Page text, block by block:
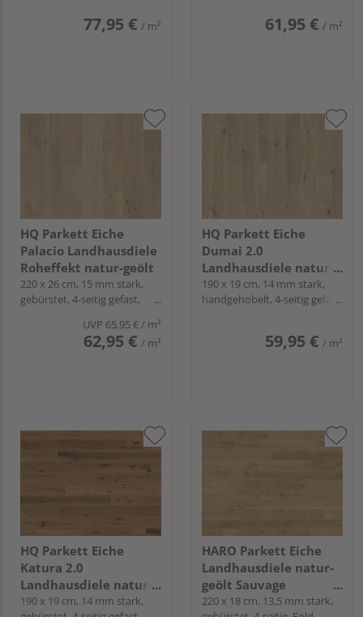
77,95 € / m² 61,95 € / m²
HQ Parkett Eiche
Palacio Landhausdiele
Roheffekt natur-geölt
220 x 26 cm, 15 mm stark,
gebürstet, 4-seitig gefast,
UVP 65,95 €/ m²
62,95 € / m²
HQ Parkett Eiche
Dumai 2.0
Landhausdiele natur-
geölt - Gealtert
190 x 19 cm, 14 mm stark,
handgehobelt, 4-seitig gefast,
59,95 € / m²
HQ Parkett Eiche
Katura 2.0
Landhausdiele natur-
geölt
190 x 19 cm, 14 mm stark,
HARO Parkett Eiche
Landhausdiele natur-
geölt Sauvage
naturaLin plus - Serie
220 x 18 cm, 13,5 mm stark,